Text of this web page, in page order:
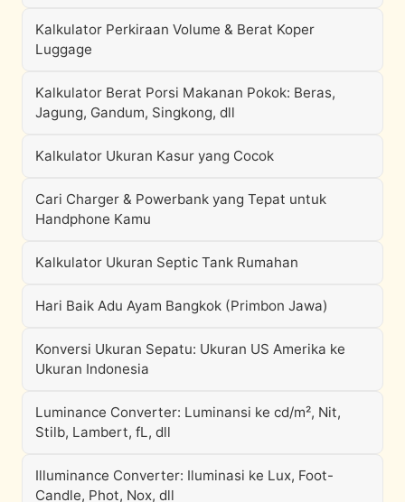
Kalkulator Perkiraan Volume & Berat Koper
Luggage
Kalkulator Berat Porsi Makanan Pokok: Beras,
Jagung, Gandum, Singkong, dll
Kalkulator Ukuran Kasur yang Cocok
Cari Charger & Powerbank yang Tepat untuk
Handphone Kamu
Kalkulator Ukuran Septic Tank Rumahan
Hari Baik Adu Ayam Bangkok (Primbon Jawa)
Konversi Ukuran Sepatu: Ukuran US Amerika ke
Ukuran Indonesia
Luminance Converter: Luminansi ke cd/m², Nit,
Stilb, Lambert, fL, dll
Illuminance Converter: Iluminasi ke Lux, Foot-
Candle, Phot, Nox, dll